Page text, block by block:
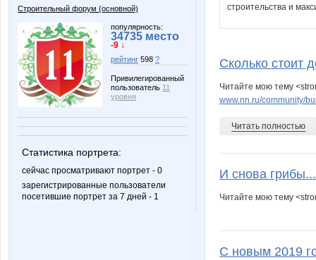
Строительный форум (основной)
популярность:
34735 место
-9 ↓
рейтинг 598 ?
Привилегированный
пользователь 11
уровня
Статистика портрета:
сейчас просматривают портрет - 0
зарегистрированные пользователи
посетившие портрет за 7 дней - 1
строительства и
Сколько стоит
Читайте мою тему
www.nn.ru/community/
Читать полностью
И снова грибы...
Читайте мою тему
С новым 2019